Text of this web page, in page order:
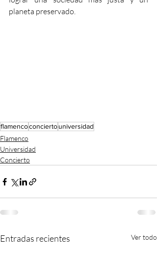
planeta preservado.
flamencoconciertouniversidad
Flamenco
Universidad
Concierto
Entradas recientes Ver todo